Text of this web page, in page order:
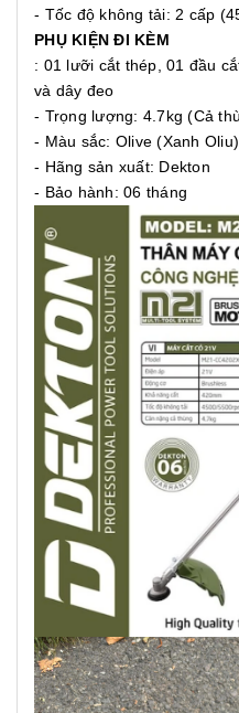
- Tốc độ không tải: 2 cấp
PHỤ KIỆN ĐI KÈM
: 01 lưỡi cắt thép, 01 đầu
và dây đeo
- Trọng lượng: 4.7kg (Cả
- Màu sắc: Olive (Xanh Oliu)
- Hãng sản xuất: Dekton
- Bảo hành: 06 tháng